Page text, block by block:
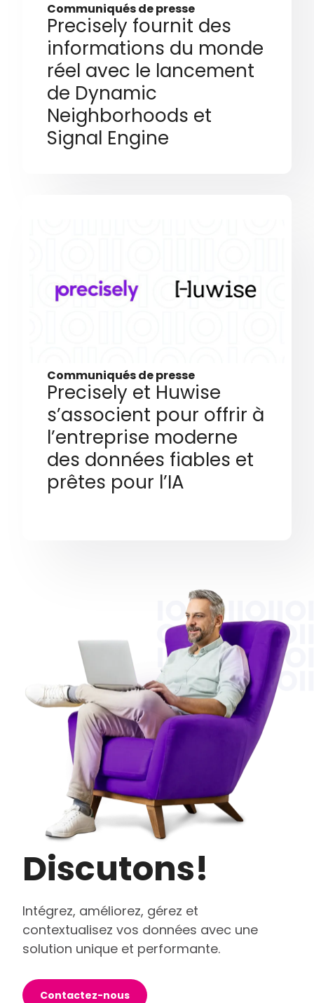
Communiqués de presse
Precisely fournit des
informations du monde
réel avec le lancement
de Dynamic
Neighborhoods et
Signal Engine
Communiqués de presse
Precisely et Huwise
s’associent pour offrir à
l’entreprise moderne
des données fiables et
prêtes pour l’IA
Discutons!
Intégrez, améliorez, gérez et
contextualisez vos données avec une
solution unique et performante.
Contactez-nous